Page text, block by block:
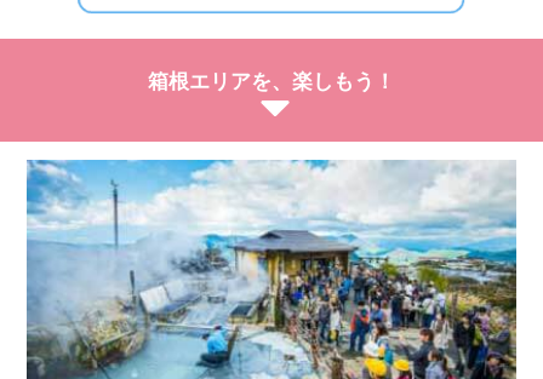
箱根エリアを、楽しもう！